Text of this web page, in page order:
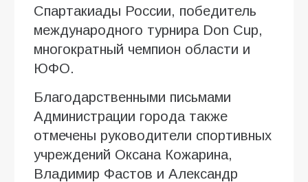
Спартакиады России, победитель
международного турнира Don Cup,
многократный чемпион области и
ЮФО.
Благодарственными письмами
Администрации города также
отмечены руководители спортивных
учреждений Оксана Кожарина,
Владимир Фастов и Александр